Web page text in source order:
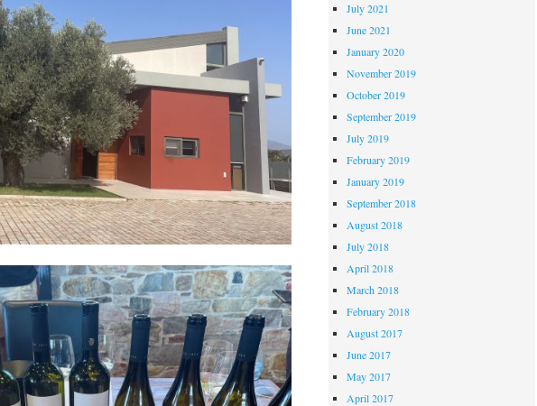
July 2021
June 2021
January 2020
November 2019
October 2019
September 2019
July 2019
February 2019
January 2019
September 2018
August 2018
July 2018
April 2018
March 2018
February 2018
August 2017
June 2017
May 2017
April 2017